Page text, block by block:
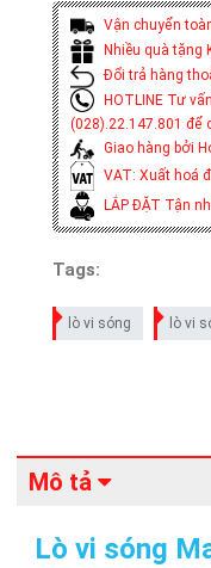
Vận chuyển
Nhiều quà tặng
Đổi trả hàng
HOTLINE Tư
(028).22.147.801 để
Giao hàng bởi
VAT: Xuất hoá
LẮP ĐẶT Tận
Tags:
lò vi sóng lò vi
Mô tả
Lò vi sóng